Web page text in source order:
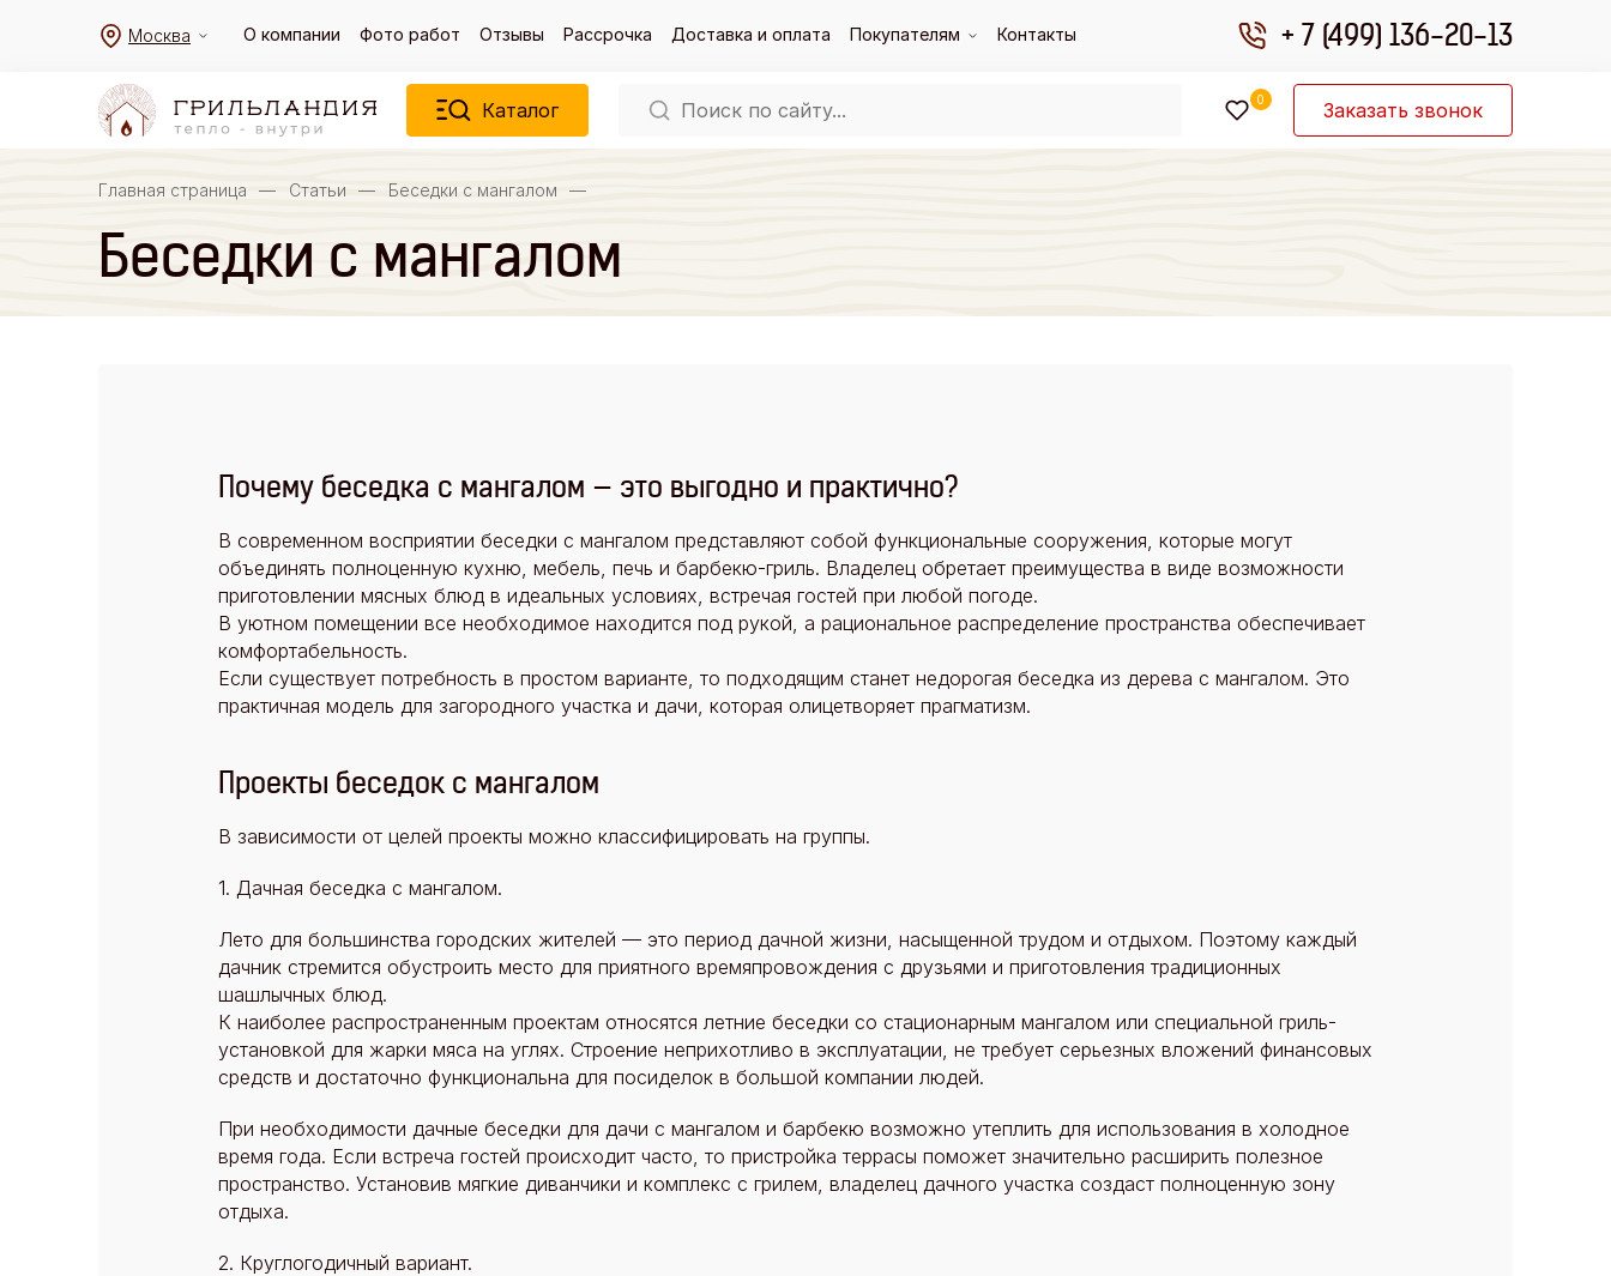
Москва О компании Фото работ Отзывы Рассрочка Доставка и оплата Покупателям Контакты + 7 (499) 136-20-13
Каталог 0 Заказать звонок
Главная страница — Статьи — Беседки с мангалом —
Беседки с мангалом
Почему беседка с мангалом — это выгодно и практично?
В современном восприятии беседки с мангалом представляют собой функциональные сооружения, которые могут
объединять полноценную кухню, мебель, печь и барбекю-гриль. Владелец обретает преимущества в виде возможности
приготовлении мясных блюд в идеальных условиях, встречая гостей при любой погоде.
В уютном помещении все необходимое находится под рукой, а рациональное распределение пространства обеспечивает
комфортабельность.
Если существует потребность в простом варианте, то подходящим станет недорогая беседка из дерева с мангалом. Это
практичная модель для загородного участка и дачи, которая олицетворяет прагматизм.
Проекты беседок с мангалом
В зависимости от целей проекты можно классифицировать на группы.
1. Дачная беседка с мангалом.
Лето для большинства городских жителей — это период дачной жизни, насыщенной трудом и отдыхом. Поэтому каждый
дачник стремится обустроить место для приятного времяпровождения с друзьями и приготовления традиционных
шашлычных блюд.
К наиболее распространенным проектам относятся летние беседки со стационарным мангалом или специальной гриль-
установкой для жарки мяса на углях. Строение неприхотливо в эксплуатации, не требует серьезных вложений финансовых
средств и достаточно функциональна для посиделок в большой компании людей.
При необходимости дачные беседки для дачи с мангалом и барбекю возможно утеплить для использования в холодное
время года. Если встреча гостей происходит часто, то пристройка террасы поможет значительно расширить полезное
пространство. Установив мягкие диванчики и комплекс с грилем, владелец дачного участка создаст полноценную зону
отдыха.
2. Круглогодичный вариант.